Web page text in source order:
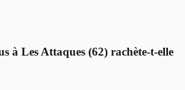
à Les Attaques (62) rachète-t-elle